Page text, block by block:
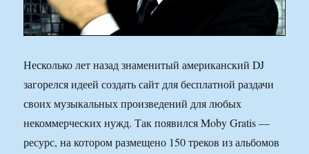
Несколько лет назад знаменитый американский DJ
загорелся идеей создать сайт для бесплатной раздачи
своих музыкальных произведений для любых
некоммерческих нужд. Так появился Moby Gratis —
ресурс, на котором размещено 150 треков из альбомов